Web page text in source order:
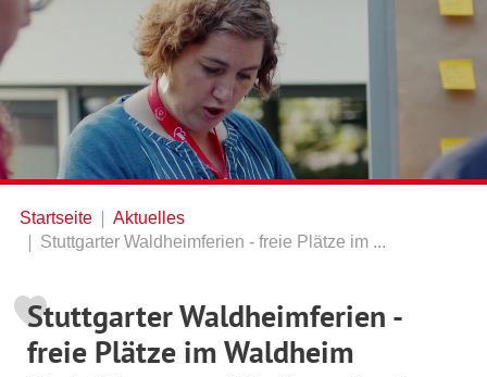
Startseite
Aktuelles
Stuttgarter Waldheimferien - freie Plätze im ...
Stuttgarter Waldheimferien -
freie Plätze im Waldheim